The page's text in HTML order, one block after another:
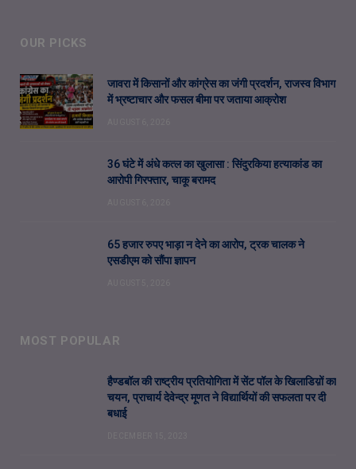
OUR PICKS
जावरा में किसानों और कांग्रेस का जंगी प्रदर्शन, राजस्व विभाग
में भ्रष्टाचार और फसल बीमा पर जताया आक्रोश
36 घंटे में अंधे कत्ल का खुलासा : सिंदुरकिया हत्याकांड का
आरोपी गिरफ्तार, चाकू बरामद
65 हजार रुपए भाड़ा न देने का आरोप, ट्रक चालक ने
एसडीएम को सौंपा ज्ञापन
MOST POPULAR
हैण्डबॉल की राष्ट्रीय प्रतियोगिता में सेंट पॉल के खिलाडिय़ों का
चयन, प्राचार्य देवेन्द्र मूणत ने विद्यार्थियों की सफलता पर दी
बधाई